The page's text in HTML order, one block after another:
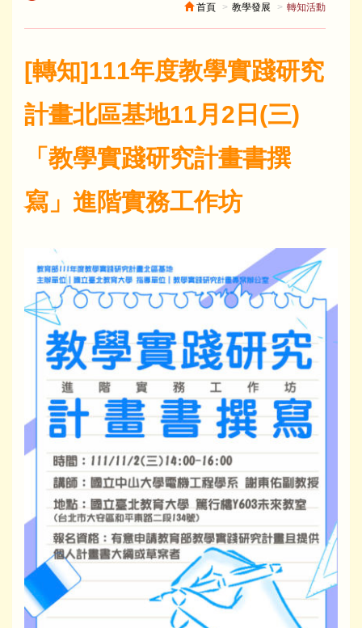
首頁 教學發展 轉知活動
[轉知]111年度教學實踐研究
計畫北區基地11月2日(三)
「教學實踐研究計畫書撰
寫」進階實務工作坊